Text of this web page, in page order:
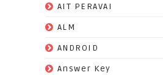
AIT PERAVAI
ALM
ANDROID
Answer Key